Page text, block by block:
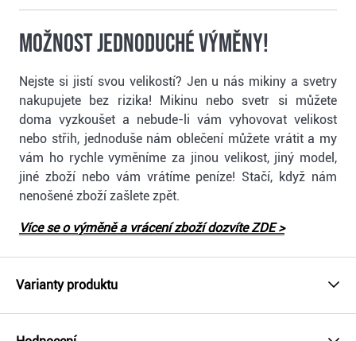
Možnost jednoduché výměny!
Nejste si jistí svou velikostí? Jen u nás mikiny a svetry
nakupujete bez rizika! Mikinu nebo svetr si můžete
doma vyzkoušet a nebude-li vám vyhovovat velikost
nebo střih, jednoduše nám oblečení můžete vrátit a my
vám ho rychle vyměníme za jinou velikost, jiný model,
jiné zboží nebo vám vrátíme peníze! Stačí, když nám
nenošené zboží zašlete zpět.
Více se o výměně a vrácení zboží dozvíte ZDE >
Varianty produktu